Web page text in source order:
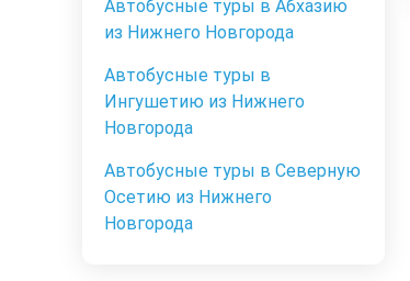
Автобусные туры в Абхазию
из Нижнего Новгорода
Автобусные туры в
Ингушетию из Нижнего
Новгорода
Автобусные туры в Северную
Осетию из Нижнего
Новгорода